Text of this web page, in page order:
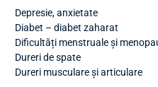
Depresie, anxietate
Diabet – diabet zaharat
Dificultăți menstruale și
Dureri de spate
Dureri musculare și articulare